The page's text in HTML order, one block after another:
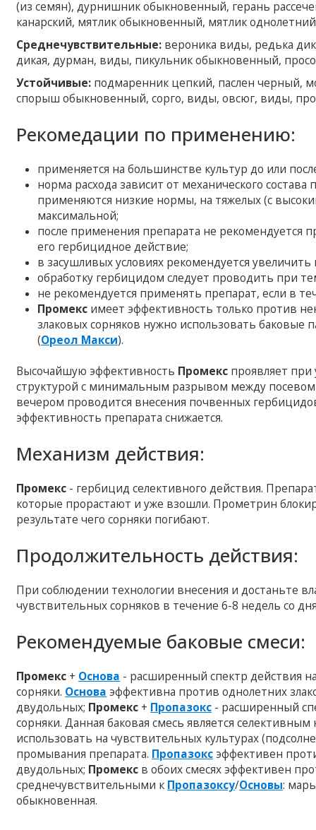
(из семян), дурнишник обыкновенный, герань
канарский, мятлик обыкновенный, мятлик
Среднечувствительные: вероника виды, редька
дикая, дурман, виды, пикульник обыкновенный,
Устойчивые: подмаренник цепкий, паслен черный,
спорыш обыкновенный, сорго, виды, овсюг, виды,
Рекомедации по применению:
применяется на большинстве культур до или
норма расхода зависит от механического
применяются низкие нормы, на тяжелых (с
максимальной;
после применения препарата не рекомендуется
его гербицидное действие;
в засушливых условиях рекомендуется
обработку гербицидом следует проводить при
не рекомендуется применять препарат, если в
Промекс имеет эффективность только против
злаковых сорняков нужно использовать баковые
(Ореол Макси).
Высочайшую эффективность Промекс проявляет при
структурой с минимальным разрывом между
вечером проводится внесения почвенных
эффективность препарата снижается.
Механизм действия:
Промекс - гербицид селективного действия.
которые прорастают и уже взошли. Прометрин
результате чего сорняки погибают.
Продолжительность действия:
При соблюдении технологии внесения и достаньте
чувствительных сорняков в течение 6-8 недель со
Рекомендуемые баковые смеси:
Промекс + Основа - расширенный спектр действия
сорняки. Основа эффективна против однолетних
двудольных; Промекс + Пропазокс - расширенный
сорняки. Данная баковая смесь является
использовать на чувствительных культурах
промывания препарата. Пропазоксэффективен
двудольных; Промекс в обоих смесях эффективен
среднечувствительными к Пропазоксу/Основы:
обыкновенная.